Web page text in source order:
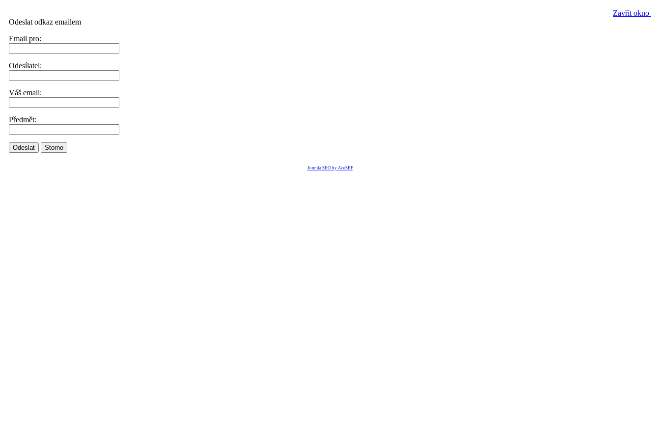
Zavřít okno
Odeslat odkaz emailem
Email pro:
Odesílatel:
Váš email:
Předmět:
Odeslat Storno
Joomla SEO by AceSEF